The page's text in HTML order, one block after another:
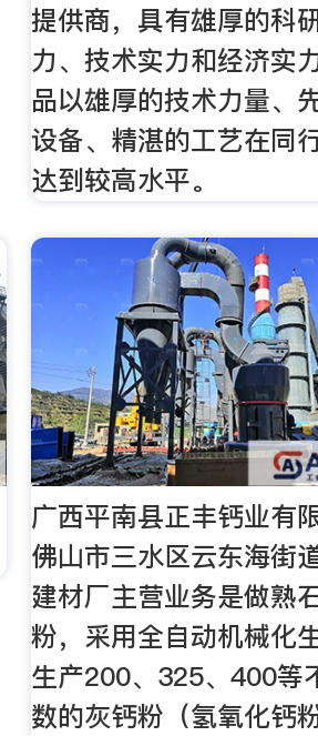
提供商，具有雄厚的科
力、技术实力和经济实
品以雄厚的技术力量、
设备、精湛的工艺在同
达到较高水平。
广西平南县正丰钙业有
佛山市三水区云东海街
建材厂主营业务是做熟
粉，采用全自动机械化生
生产200、325、400等
数的灰钙粉（氢氧化钙粉